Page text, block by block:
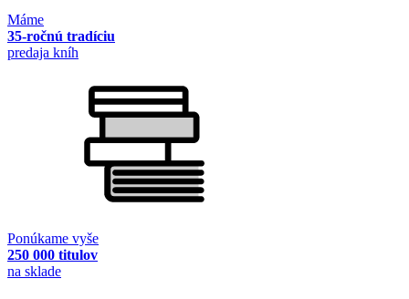
Máme
35-ročnú tradíciu
predaja kníh
Ponúkame vyše
250 000 titulov
na sklade